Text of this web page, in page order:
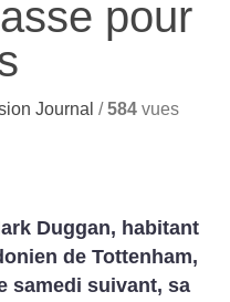
pour
Journal /584 vues
Duggan, habitant
de Tottenham,
samedi suivant, sa